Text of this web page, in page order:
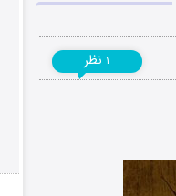
۱ نظر